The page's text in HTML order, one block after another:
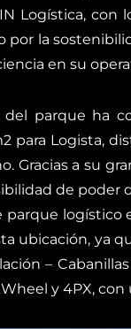
Logística,
por la
en su
del parque ha
para Logista,
Gracias a su
de poder
parque logístico
ubicación, ya
–
y 4PX,